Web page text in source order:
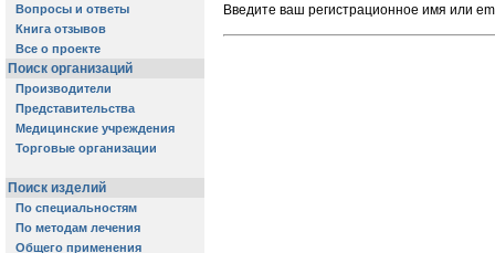
Введите ваш регистрационное имя или